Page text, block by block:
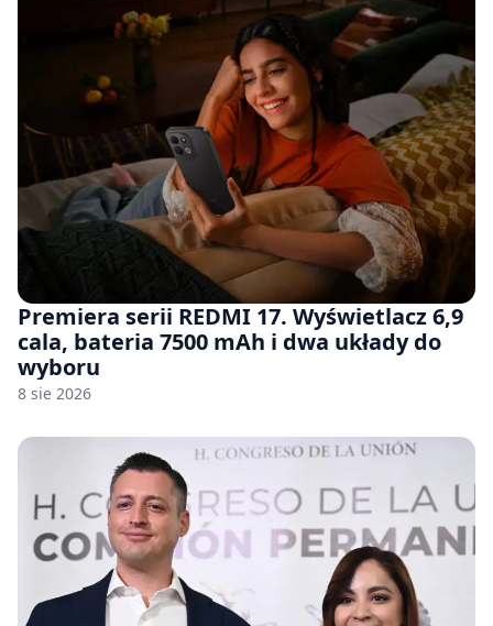
Premiera serii REDMI 17. Wyświetlacz 6,9
cala, bateria 7500 mAh i dwa układy do
wyboru
8 sie 2026